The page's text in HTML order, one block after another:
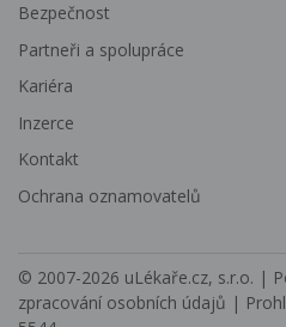
Bezpečnost
Partneři a spolupráce
Kariéra
Inzerce
Kontakt
Ochrana oznamovatelů
© 2007-2026 uLékaře.cz, s.r.o. |
zpracování osobních údajů |